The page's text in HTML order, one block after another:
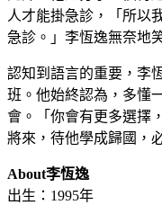
人才能掛急診，「所以
急診。」李恆逸無奈地
認知到語言的重要，李
班。他始終認為，多懂
會。「你會有更多選擇
將來，待他學成歸國，
About李恆逸
出生：1995年